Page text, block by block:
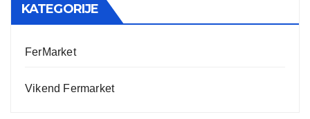
KATEGORIJE
FerMarket
Vikend Fermarket